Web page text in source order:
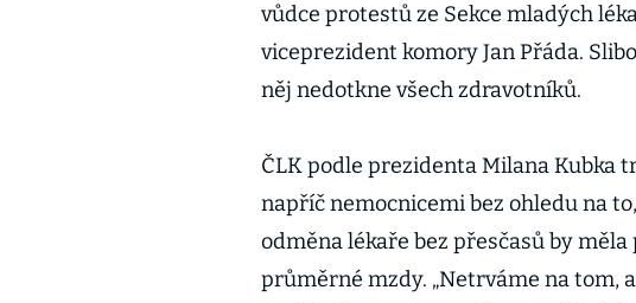
vůdce protestů ze Sekce mladých
viceprezident komory Jan Přáda.
něj nedotkne všech zdravotníků.
ČLK podle prezidenta Milana Kubka
napříč nemocnicemi bez ohledu na
odměna lékaře bez přesčasů by
průměrné mzdy. „Netrváme na tom,